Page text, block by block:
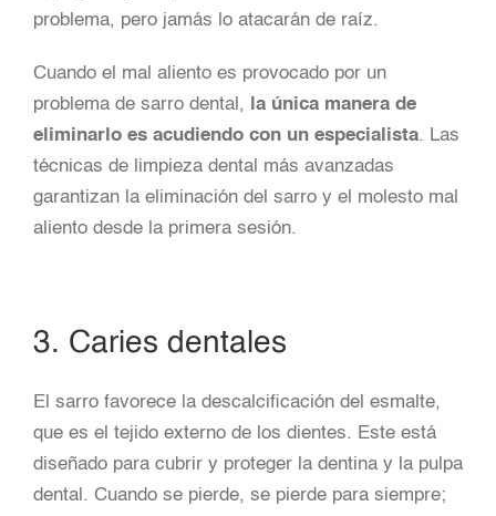
problema, pero jamás lo atacarán de raíz.
Cuando el mal aliento es provocado por un
problema de sarro dental,
la única manera de
eliminarlo es acudiendo con un especialista. Las
técnicas de limpieza dental más avanzadas
garantizan la eliminación del sarro y el molesto mal
aliento desde la primera sesión.
3. Caries dentales
El sarro favorece la descalcificación del esmalte,
que es el tejido externo de los dientes. Este está
diseñado para cubrir y proteger la dentina y la pulpa
dental. Cuando se pierde, se pierde para siempre;